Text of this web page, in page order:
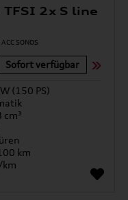
2x S line
Sofort verfügbar
(150 PS)
cm³
km